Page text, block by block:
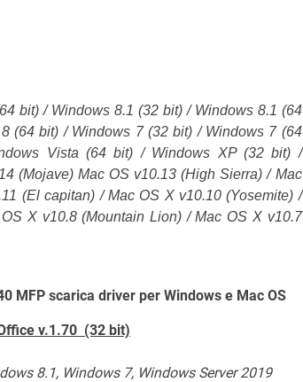
64 bit) / Windows 8.1 (32 bit) / Windows 8.1 (64
(64 bit) / Windows 7 (32 bit) / Windows 7 (64
Vista (64 bit) / Windows XP (32 bit) /
(Mojave)Mac OS v10.13 (High Sierra) / Mac
(El capitan)/ Mac OS X v10.10 (Yosemite) /
X v10.8 (Mountain Lion) / Mac OS X v10.7
MFP scarica driver per Windows e Mac OS
v.1.70 (32 bit)
8.1, Windows 7, Windows Server 2019